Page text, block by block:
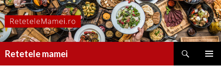
Retetele mamei